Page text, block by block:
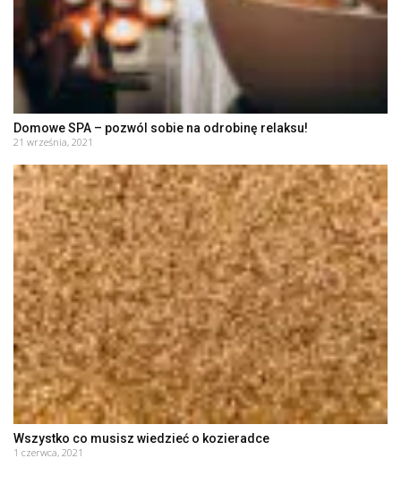
Domowe SPA – pozwól sobie na odrobinę relaksu!
21 września, 2021
Wszystko co musisz wiedzieć o kozieradce
1 czerwca, 2021